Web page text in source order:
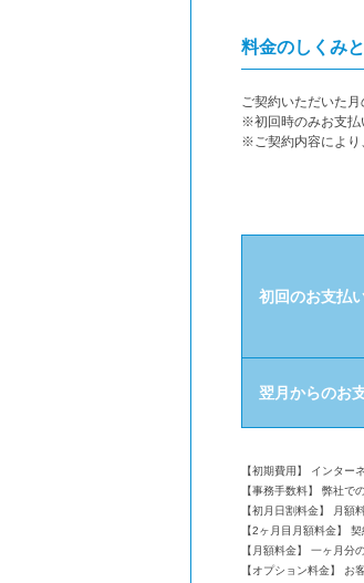
料金のしくみ
ご契約いただいた
※初回時のみお支払
※ご契約内容により
初回のお支払
翌月からのお
【初期費用】 インター
【事務手数料】 弊社で
【初月日割料金】 月額
【2ヶ月目月額料金】
【月額料金】 一ヶ月分
【オプション料金】 お